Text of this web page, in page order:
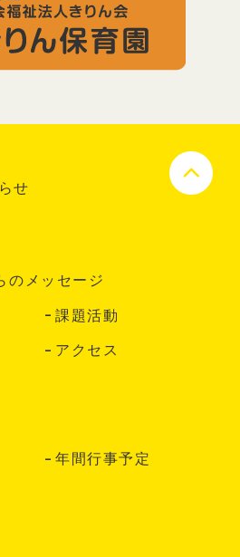
せ
のメッセージ
課題活動
アクセス
年間行事予定